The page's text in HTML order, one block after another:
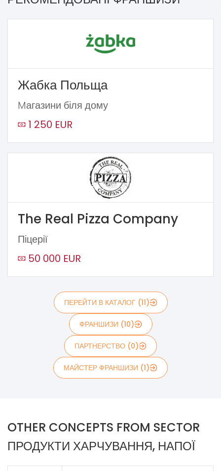
Жабка Польща
Mагазини біля дому
1 250 EUR
The Real Pizza Company
Піцерії
50 000 EUR
ПЕРЕЙТИ В КАТАЛОГ (11)
ФРАНШИЗИ (10)
ПАРТНЕРСТВО (0)
МАЙСТЕР ФРАНШИЗИ (1)
OTHER CONCEPTS FROM SECTOR
ПРОДУКТИ ХАРЧУВАННЯ, НАПОЇ